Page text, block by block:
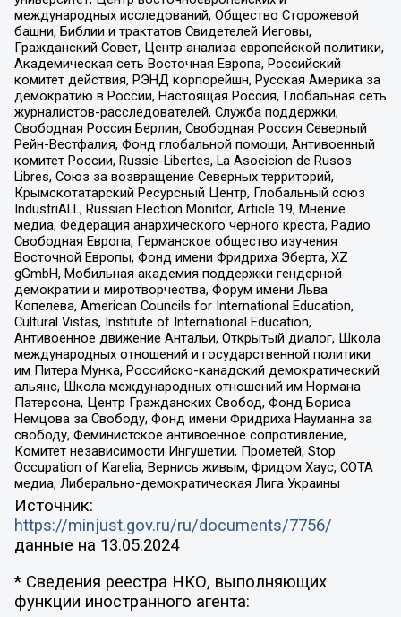
международных исследований, Общество Сторожевой
башни, Библии и трактатов Свидетелей Иеговы,
Гражданский Совет, Центр анализа европейской политики,
Академическая сеть Восточная Европа, Российский
комитет действия, РЭНД корпорейшн, Русская Америка за
демократию в России, Настоящая Россия, Глобальная сеть
журналистов-расследователей, Служба поддержки,
Свободная Россия Берлин, Свободная Россия Северный
Рейн-Вестфалия, Фонд глобальной помощи, Антивоенный
комитет России, Russie-Libertes, La Asocicion de Rusos
Libres, Союз за возвращение Северных территорий,
Крымскотатарский Ресурсный Центр, Глобальный союз
IndustriALL, Russian Election Monitor, Article 19, Мнение
медиа, Федерация анархического черного креста, Радио
Свободная Европа, Германское общество изучения
Восточной Европы, Фонд имени Фридриха Эберта, XZ
gGmbH, Мобильная академия поддержки гендерной
демократии и миротворчества, Форум имени Льва
Копелева, American Councils for International Education,
Cultural Vistas, Institute of International Education,
Антивоенное движение Антальи, Открытый диалог, Школа
международных отношений и государственной политики
им Питера Мунка, Российско-канадский демократический
альянс, Школа международных отношений им Нормана
Патерсона, Центр Гражданских Свобод, Фонд Бориса
Немцова за Свободу, Фонд имени Фридриха Науманна за
свободу, Феминистское антивоенное сопротивление,
Комитет независимости Ингушетии, Прометей, Stop
Occupation of Karelia, Вернись живым, Фридом Хаус, СОТА
медиа, Либерально-демократическая Лига Украины
Источник:
https://minjust.gov.ru/ru/documents/7756/
данные на 13.05.2024
* Сведения реестра НКО, выполняющих
функции иностранного агента: